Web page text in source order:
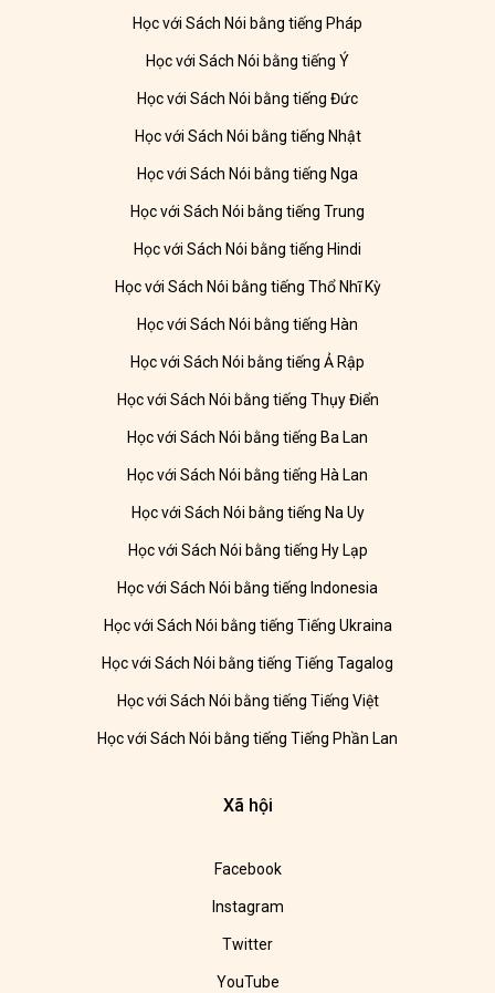
Học với Sách Nói bằng tiếng Pháp
Học với Sách Nói bằng tiếng Ý
Học với Sách Nói bằng tiếng Đức
Học với Sách Nói bằng tiếng Nhật
Học với Sách Nói bằng tiếng Nga
Học với Sách Nói bằng tiếng Trung
Học với Sách Nói bằng tiếng Hindi
Học với Sách Nói bằng tiếng Thổ Nhĩ Kỳ
Học với Sách Nói bằng tiếng Hàn
Học với Sách Nói bằng tiếng Ả Rập
Học với Sách Nói bằng tiếng Thụy Điển
Học với Sách Nói bằng tiếng Ba Lan
Học với Sách Nói bằng tiếng Hà Lan
Học với Sách Nói bằng tiếng Na Uy
Học với Sách Nói bằng tiếng Hy Lạp
Học với Sách Nói bằng tiếng Indonesia
Học với Sách Nói bằng tiếng Tiếng Ukraina
Học với Sách Nói bằng tiếng Tiếng Tagalog
Học với Sách Nói bằng tiếng Tiếng Việt
Học với Sách Nói bằng tiếng Tiếng Phần Lan
Xã hội
Facebook
Instagram
Twitter
YouTube